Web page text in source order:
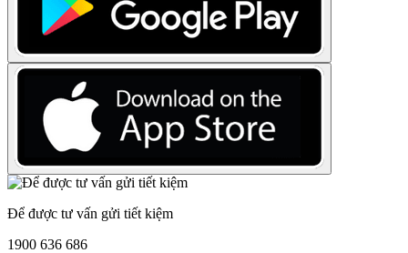
Để được tư vấn gửi tiết kiệm
1900 636 686